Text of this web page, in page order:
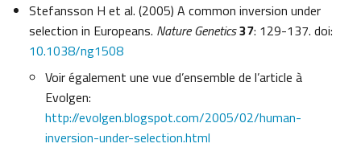
Stefansson H et al. (2005) A common inversion under
selection in Europeans. Nature Genetics37: 129-137. doi:
10.1038/ng1508
Voir également une vue d’ensemble de l’article à
Evolgen:
http://evolgen.blogspot.com/2005/02/human-
inversion-under-selection.html